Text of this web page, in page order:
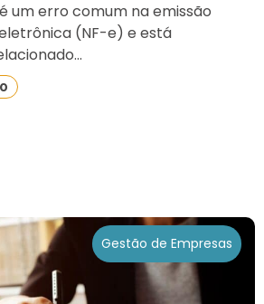
um erro comum na emissão
(NF-e) e está
Gestão de Empresas